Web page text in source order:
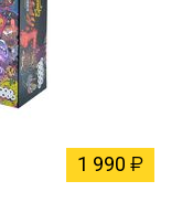
1 990 ₽